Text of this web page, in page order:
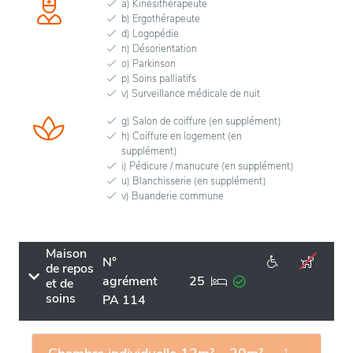
a) Kinésithérapeute
b) Ergothérapeute
d) Logopédie
n) Désorientation
o) Parkinson
p) Soins palliatifs
v) Surveillance médicale de nuit
g) Salon de coiffure (en supplément)
h) Coiffure en logement (en
supplément)
i) Pédicure / manucure (en supplément)
u) Blanchisserie (en supplément)
v) Buanderie commune
Maison
de repos
et de
soins
N°
agrément
PA 114
25